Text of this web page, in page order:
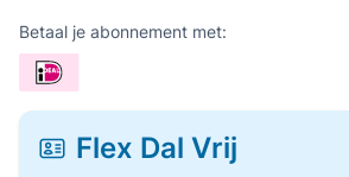
Betaal je abonnement met:
Flex Dal Vrij